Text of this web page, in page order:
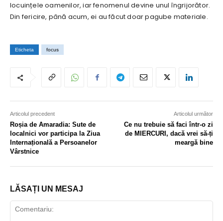
locuințele oamenilor, iar fenomenul devine unul îngrijorător.
Din fericire, până acum, ei au făcut doar pagube materiale.
Eticheta focus
Articolul precedent
Roșia de Amaradia: Sute de
localnici vor participa la Ziua
Internațională a Persoanelor
Vârstnice
Articolul următor
Ce nu trebuie să faci într-o zi
de MIERCURI, dacă vrei să-ți
meargă bine
LĂSAȚI UN MESAJ